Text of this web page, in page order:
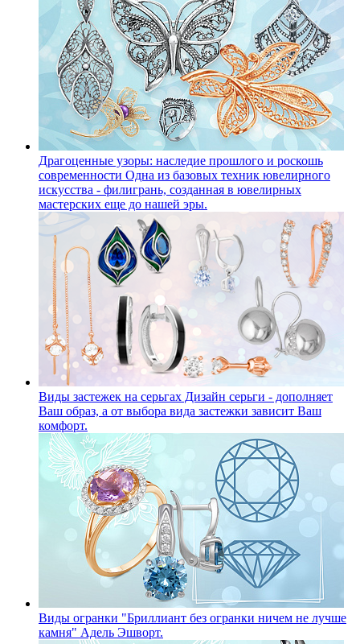
Драгоценные узоры: наследие прошлого и роскошь
современности Одна из базовых техник ювелирного
искусства - филигрань, созданная в ювелирных
мастерских еще до нашей эры.
Виды застежек на серьгах Дизайн серьги - дополняет
Ваш образ, а от выбора вида застежки зависит Ваш
комфорт.
Виды огранки "Бриллиант без огранки ничем не лучше
камня" Адель Эшворт.